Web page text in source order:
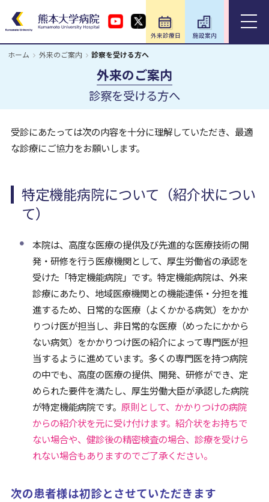
外来診療日 施設案内
ホーム 外来のご案内 診察を受ける方へ
外来のご案内
診察を受ける方へ
受診にあたっては次の内容を十分に理解していただき、最適
な診療にご協力をお願いします。
特定機能病院について（紹介状につい
て）
本院は、高度な医療の提供及び先進的な医療技術の開
発・研修を行う医療機関として、厚生労働省の承認を
受けた「特定機能病院」です。特定機能病院は、外来
診療にあたり、地域医療機関との機能連係・分担を推
進するため、日常的な医療（よくかかる病気）をかか
りつけ医が担当し、非日常的な医療（めったにかから
ない病気）をかかりつけ医の紹介によって専門医が担
当するように進めています。多くの専門医を持つ病院
の中でも、高度の医療の提供、開発、研修ができ、定
められた要件を満たし、厚生労働大臣が承認した病院
が特定機能病院です。 原則として、かかりつけの病院
からの紹介状を元に受け付けます。紹介状をお持ちで
ない場合や、健診後の精密検査の場合、診療を受けら
れない場合もありますのでご了承ください。
次の患者様は初診とさせていただきます
ホーム
外来のご案内
入院のご案内
教育・研究／研修
病院について
Foreign Language